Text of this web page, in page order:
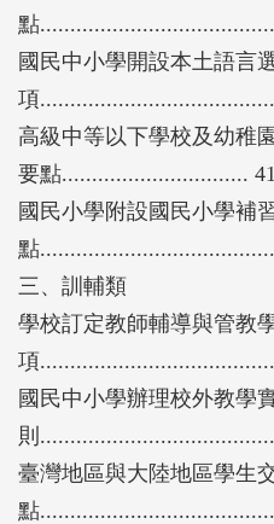
點
國民中小學開設本土語言
項
高級中等以下學校及幼稚
要點...............................
國民小學附設國民小學補
點
三、訓輔類
學校訂定教師輔導與管教
項
國民中小學辦理校外教學
則
臺灣地區與大陸地區學生
點